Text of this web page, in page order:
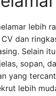
lebih
dan
Selain
sopan,
yang
lebih